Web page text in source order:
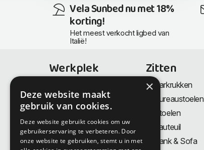
Vela Sunbed nu met 18%
korting!
Het meest verkocht ligbed van
Italië!
Werkplek
Thuiswerkplek
Zit-Sta bureaus
Directiemeubilair
Akoestiek & Privacy
Zitten
Barkrukken
Bureaustoelen
Stoelen
Fauteuil
Bank & Sofa
×
Deze website maakt
gebruik van cookies.
Deze website gebruikt cookies om uw
gebruikerservaring te verbeteren. Door
onze website te gebruiken, stemt u in met